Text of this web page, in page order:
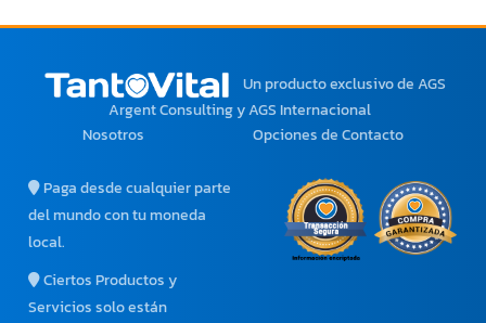
Un producto exclusivode AGS
Argent Consulting y AGS Internacional
Nosotros
Opciones de Contacto
Paga desde cualquier parte
del mundo con tu moneda
local.
Ciertos Productos y
Servicios solo están